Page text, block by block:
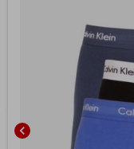
chevron_left